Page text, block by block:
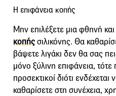
Η επιφάνεια κοπής
Μην επιλέξετε μια φθηνή
κοπήςσιλικόνης. Θα
βάψετε λιγάκι δεν θα σας
μόνο ξύλινη επιφάνεια, τότε
προσεκτικοί διότι
καθαρίσετε στη συνέχεια,